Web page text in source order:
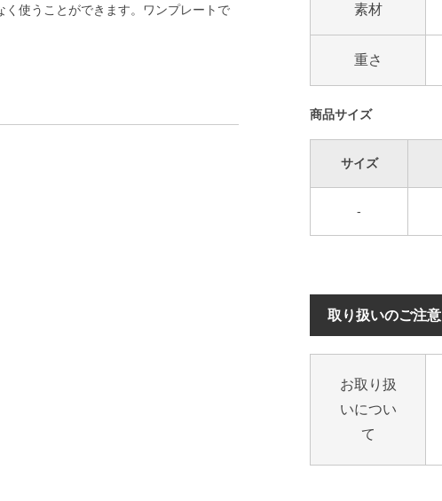
使うことができます。ワンプレートで
素材
重さ
商品サイズ
サイズ
-
取り扱いのご注意
お取り扱
いについ
て